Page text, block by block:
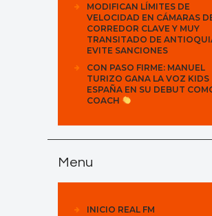
MODIFICAN LÍMITES DE
VELOCIDAD EN CÁMARAS
CORREDOR CLAVE Y MUY
TRANSITADO DE
EVITE SANCIONES
CON PASO FIRME: MANUEL
TURIZO GANA LA VOZ KIDS
ESPAÑA EN SU DEBUT
COACH
Menu
INICIO REAL FM